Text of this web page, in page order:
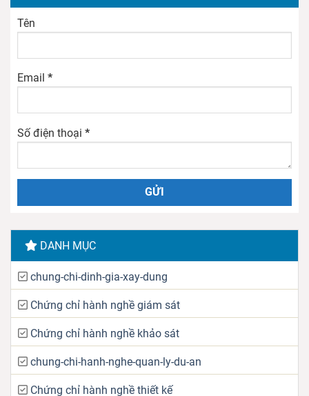
Tên
Email *
Số điện thoại *
DANH MỤC
chung-chi-dinh-gia-xay-dung
Chứng chỉ hành nghề giám sát
Chứng chỉ hành nghề khảo sát
chung-chi-hanh-nghe-quan-ly-du-an
Chứng chỉ hành nghề thiết kế